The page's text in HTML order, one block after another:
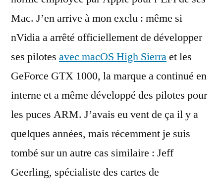
Mac. J’en arrive à mon exclu : même si
nVidia a arrêté officiellement de développer
ses pilotes avec macOS High Sierraet les
GeForce GTX 1000, la marque a continué en
interne et a même développé des pilotes pour
les puces ARM. J’avais eu vent de ça il y a
quelques années, mais récemment je suis
tombé sur un autre cas similaire : Jeff
Geerling, spécialiste des cartes de